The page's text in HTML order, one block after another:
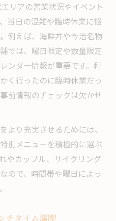
フェ情報を徹底紹介
の思い出作りガイド
友人と素敵な思い出作
ポットで特別な一日を
活用で充実の波方町岡体
魅力を再発見する方法
リアの営業状況やイベント
当日の混雑や臨時休業に悩
例えば、海鮮丼や今治名物
では、曜日限定や数量限定
ンダー情報が重要です。利
く行ったのに臨時休業だっ
前情報のチェックは欠かせ
より充実させるためには、
別メニューを積極的に選ぶ
やカップル、サイクリング
ので、時間帯や曜日によっ
チタイム満喫